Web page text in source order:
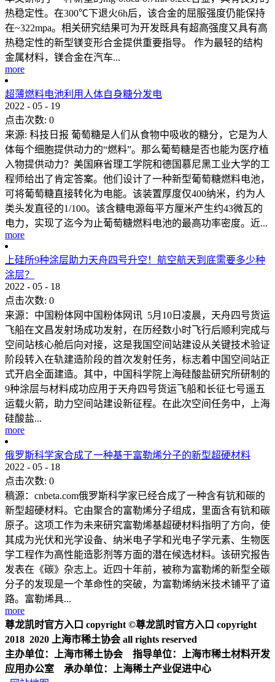
热稳定性。在300℃下退火6h后，该合金的屈服强度仍能保持
在~322mpa。相关研究结果可为开发既具有超高强度又具有高
热稳定性的新型镁变形合金提供重要指导。 作为最轻的结构
金属材料，镁合金在汽车...
more
超薄燃料电池利用人体自身糖分发电
2022 - 05 - 19
点击次数: 0
来源: 科技日报 葡萄糖是人们从食物中吸收的糖分，它是为人
体每个细胞提供动力的“燃料”。那么葡萄糖是否也能为医疗植
入物提供动力？美国麻省理工学院和德国慕尼黑工业大学的工
程师给出了肯定答案。他们设计了一种新型葡萄糖燃料电池，
可将葡萄糖直接转化为电能。该装置厚度仅400纳米，约为人
类头发直径的1/100。该含糖电源每平方厘米产生约43微瓦的
电力，实现了迄今为止葡萄糖燃料电池的最高功率密度。近...
more
上硅所9种涂层助力天舟四号升空！航空航天到底需要多少种
涂层？
2022 - 05 - 18
点击次数: 0
来源：中国粉体网中国粉体网讯 5月10日凌晨，天舟四号货运
飞船在文昌发射场成功发射，在历经数小时飞行后顺利完成与
空间站核心舱后向对接，这是我国空间站建设从关键技术验证
阶段转入在轨建造阶段的首次发射任务，标志着中国空间站正
式开启全面建造。其中，中国科学院上海硅酸盐研究所研制的
9种涂层与材料成功应用于天舟四号货运飞船和长征七号遥五
运载火箭，助力空间站建设新征程。在此次空间任务中，上海
硅酸盐...
more
俄罗斯科学家合成了一种基于富勒烯分子的新型超硬材料
2022 - 05 - 18
点击次数: 0
稿源：cnbeta.com俄罗斯科学家已经合成了一种含有钪和碳的
新型超硬材料。它由聚合的富勒烯分子组成，里面含有钪和碳
原子。这项工作为未来研究富勒烯基超硬材料指明了方向，使
其成为光伏和光学设备、纳米电子学和光电子学元素、生物医
学工程作为高性能造影剂等方面的潜在候选材料。该研究报告
发表在《碳》杂志上。近四十年前，被称为富勒烯的新型全碳
分子的发现是一个革命性的突破，为富勒烯纳米技术铺平了道
路。富勒烯具...
more
尊龙凯时官方入口 copyright ©尊龙凯时官方入口 copyright
2018 2020 上海市稀土协会 all rights reserved
主办单位：上海市稀土协会 指导单位：上海市稀土材料开发
应用办公室 承办单位：上海稀土产业促进中心